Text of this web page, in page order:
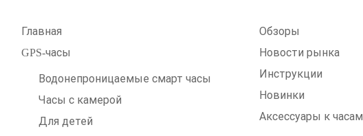
Главная
GPS-часы
Водонепроницаемые смарт часы
Часы с камерой
Для детей
Обзоры
Новости рынка
Инструкции
Новинки
Аксессуары к часам